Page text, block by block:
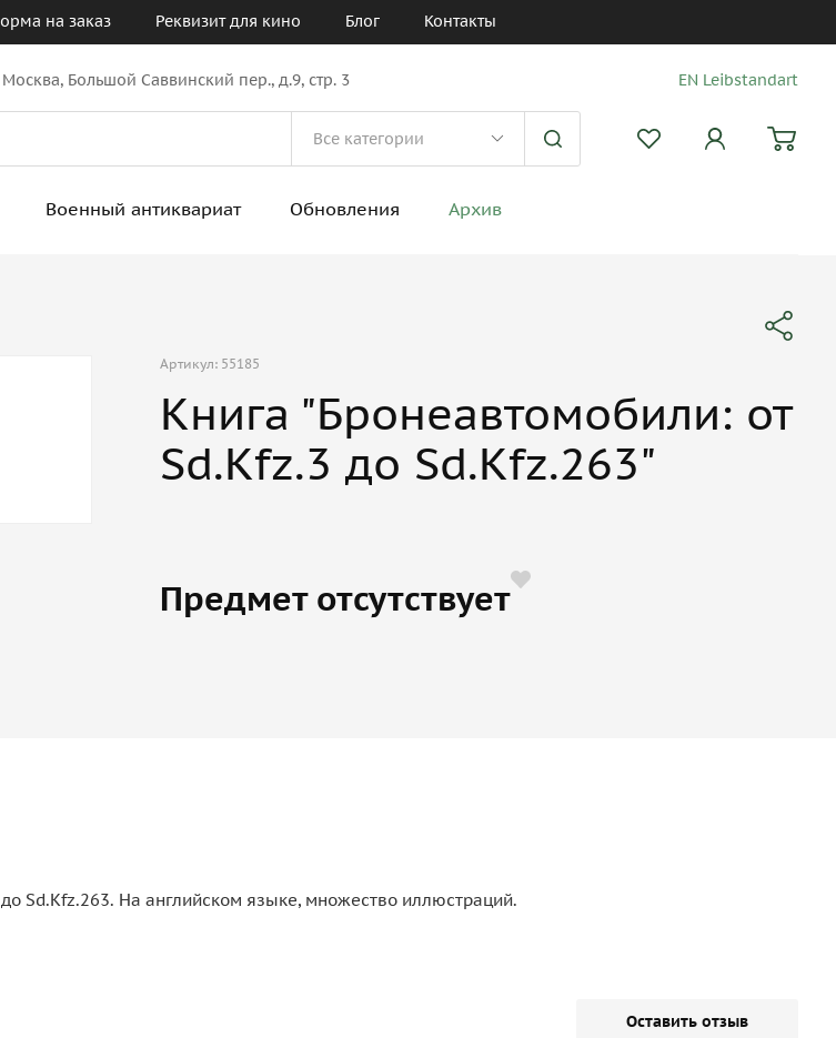
на заказ Реквизит для кино Блог Контакты
Москва, Большой Саввинский пер., д.9, стр. 3 EN Leibstandart
Военный антиквариат Обновления Архив
Артикул: 55185
Книга "Бронеавтомобили: от
Sd.Kfz.3 до Sd.Kfz.263"
Предмет отсутствует
Sd.Kfz.263. На английском языке, множество иллюстраций.
Оставить отзыв